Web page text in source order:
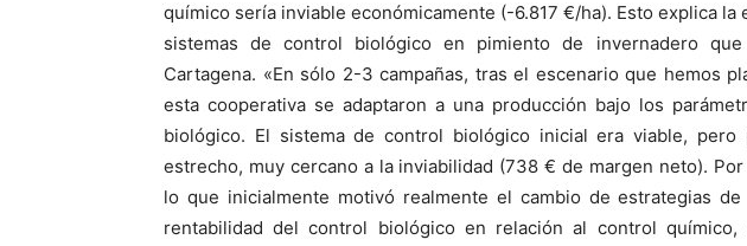
químico sería inviable económicamente (-6.817 €/ha). Esto explica la
sistemas de control biológico en pimiento de invernadero
Cartagena. «En sólo 2-3 campañas, tras el escenario que hemos
esta cooperativa se adaptaron a una producción bajo los
biológico. El sistema de control biológico inicial era viable, pero
estrecho, muy cercano a la inviabilidad (738 € de margen neto).
lo que inicialmente motivó realmente el cambio de estrategias
rentabilidad del control biológico en relación al control